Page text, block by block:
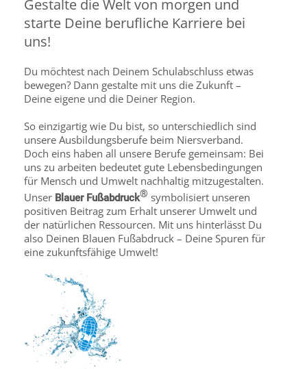
Gestalte die Welt von morgen und
starte Deine berufliche Karriere bei
uns!
Du möchtest nach Deinem Schulabschluss etwas
bewegen? Dann gestalte mit uns die Zukunft –
Deine eigene und die Deiner Region.
So einzigartig wie Du bist, so unterschiedlich sind
unsere Ausbildungsberufe beim Niersverband.
Doch eins haben all unsere Berufe gemeinsam: Bei
uns zu arbeiten bedeutet gute Lebensbedingungen
für Mensch und Umwelt nachhaltig mitzugestalten.
Unser Blauer Fußabdruck® symbolisiert unseren
positiven Beitrag zum Erhalt unserer Umwelt und
der natürlichen Ressourcen. Mit uns hinterlässt Du
also Deinen Blauen Fußabdruck – Deine Spuren für
eine zukunftsfähige Umwelt!